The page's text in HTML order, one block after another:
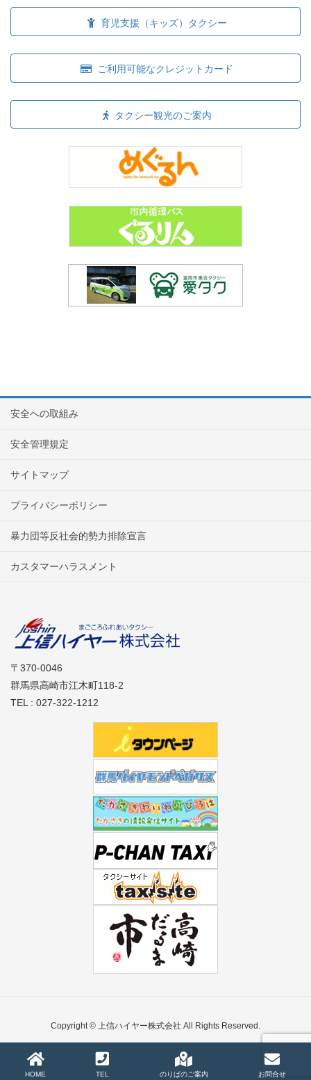
育児支援（キッズ）タクシー
ご利用可能なクレジットカード
タクシー観光のご案内
安全への取組み
安全管理規定
サイトマップ
プライバシーポリシー
暴力団等反社会的勢力排除宣言
カスタマーハラスメント
〒370-0046
群馬県高崎市江木町118-2
TEL : 027-322-1212
Copyright © 上信ハイヤー株式会社 All Rights Reserved.
HOME TEL のりばのご案内 お問合せ